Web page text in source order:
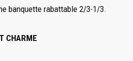
banquette rabattable 2/3-1/3.
CHARME